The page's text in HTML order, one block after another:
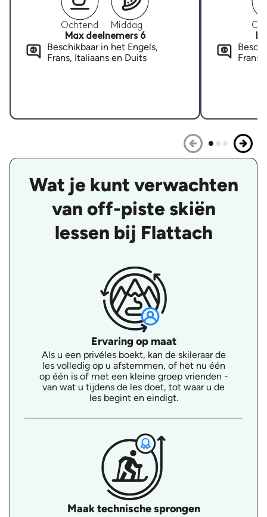
Ochtend
Middag
Max deelnemers 6
Beschikbaar in het Engels,
Frans, Italiaans en Duits
Frans,
Wat je kunt verwachten
van off-piste skiën
lessen bij Flattach
Ervaring op maat
Als u een privéles boekt, kan de skileraar de
les volledig op u afstemmen, of het nu één
op één is of met een kleine groep vrienden -
van wat u tijdens de les doet, tot waar u de
les begint en eindigt.
Maak technische sprongen